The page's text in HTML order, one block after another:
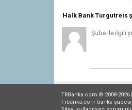
Halk Bank Turgutreis
TRBanka.com © 2008-2026 |
Trbanka.com banka şubesi